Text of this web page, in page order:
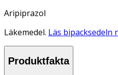
Aripiprazol
Läkemedel. Läs bipacksedeln
Produktfakta